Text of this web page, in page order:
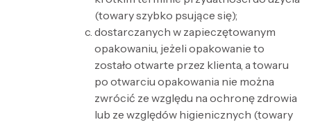
(towary szybko psujące się);
dostarczanych w zapieczętowanym
opakowaniu, jeżeli opakowanie to
zostało otwarte przez klienta, a towaru
po otwarciu opakowania nie można
zwrócić ze względu na ochronę zdrowia
lub ze względów higienicznych (towary